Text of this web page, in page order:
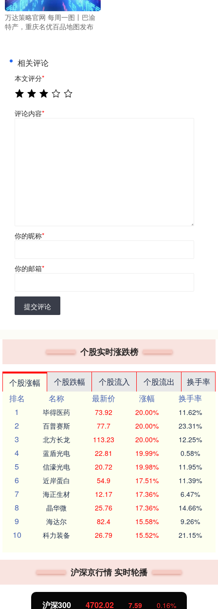
万达策略官网 每周一图丨巴渝
特产，重庆名优百品地图发布
相关评论
本文评分*
评论内容*
你的昵称*
你的邮箱*
提交评论
个股实时涨跌榜
个股涨幅 个股跌幅 个股流入 个股流出
换手率
排名
名称 最新价 涨幅
换手率
1
毕得医药 73.92 20.00% 11.62%
2 百普赛斯 77.7 20.00% 23.31%
3 北方长龙 113.23 20.00% 12.25%
4 蓝盾光电 22.81 19.99% 0.58%
5 信濠光电 20.72 19.98% 11.95%
6 近岸蛋白 54.9 17.51% 11.39%
7 海正生材 12.17 17.36% 6.47%
8 晶华微 25.76 17.36% 14.66%
9 海达尔 82.4 15.58% 9.26%
10 科力装备 26.79 15.52% 21.15%
沪深京行情 实时轮播
北证50 1122.88 -11.37 -1.00%